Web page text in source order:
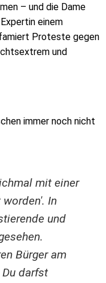
– und die Dame
einem
Proteste gegen
und
immer noch nicht
mit einer
worden'. In
und
Bürger am
darfst